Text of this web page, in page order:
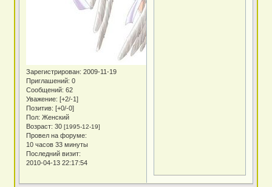
Зарегистрирован: 2009-11-19
Приглашений: 0
Сообщений: 62
Уважение: [+2/-1]
Позитив: [+0/-0]
Пол: Женский
Возраст: 30[1995-12-19]
Провел на форуме:
10 часов 33 минуты
Последний визит:
2010-04-13 22:17:54